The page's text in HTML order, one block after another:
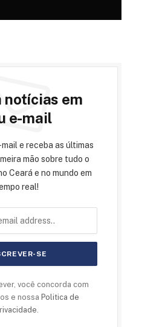
notícias em
e-mail
e receba as últimas
mão sobre tudo o
Ceará e no mundo em
real!
você concorda com
e nossa Politica de
.